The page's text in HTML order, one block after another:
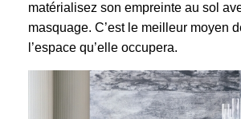
matérialisez son empreinte au sol
masquage. C’est le meilleur moyen
l’espace qu’elle occupera.